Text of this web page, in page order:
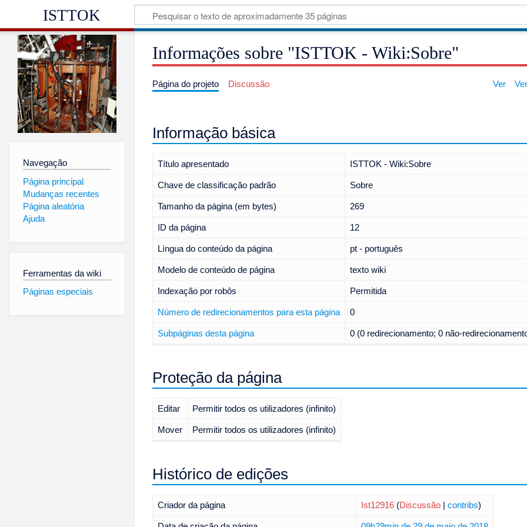
ISTTOK
Navegação
Página principal
Mudanças recentes
Página aleatória
Ajuda
Ferramentas da wiki
Páginas especiais
Informações sobre "ISTTOK - Wiki:Sobre"
Página do projeto Discussão Ver
Informação básica
Título apresentado ISTTOK - Wiki:Sobre
Chave de classificação padrão Sobre
Tamanho da página (em bytes) 269
ID da página 12
Língua do conteúdo da página pt - português
Modelo de conteúdo de página texto wiki
Indexação por robôs Permitida
Número de redirecionamentos para esta página 0
Subpáginas desta página 0 (0 redirecionamento; 0 não-
Proteção da página
Editar Permitir todos os utilizadores (infinito)
Mover Permitir todos os utilizadores (infinito)
Histórico de edições
Criador da página Ist12916 (Discussão| contribs)